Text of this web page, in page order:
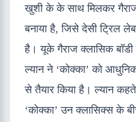
खुशी के के साथ मिलकर
बनाया है, जिसे देसी ट्रिल
है। यूके गैराज क्लासिक
ल्यान ने ‘कोक्का’ को
से तैयार किया है। ल्यान
‘कोक्का’ उन क्लासिक्स के